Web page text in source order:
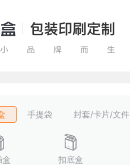
手提袋 封套/卡片/文件
盒 扣底盒